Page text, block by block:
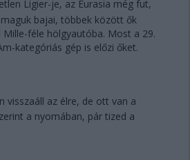
Ligier-je, az Eurasia még fut,
bajai, többek között ők
Mille-féle hölgyautóba. Most a 29.
kategóriás gép is előzi őket.
visszaáll az élre, de ott van a
a nyomában, pár tized a